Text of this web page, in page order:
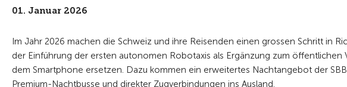
01. Januar 2026
Im Jahr 2026 machen die Schweiz und ihre Reisenden einen grossen Schritt in
der Einführung der ersten autonomen Robotaxis als Ergänzung zum
dem Smartphone ersetzen. Dazu kommen ein erweitertes Nachtangebot der
Premium-Nachtbusse und direkter Zugverbindungen ins Ausland.